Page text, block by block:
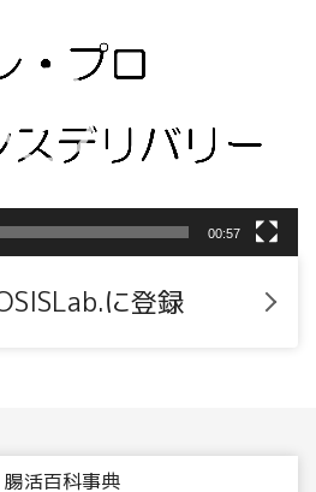
00:57
に登録
腸活百科事典